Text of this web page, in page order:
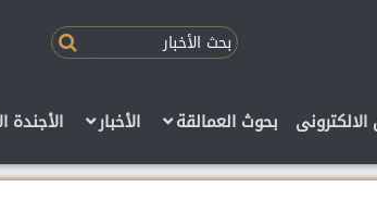
الالكترونى بحوث العمالقة الأخبار الأجندة